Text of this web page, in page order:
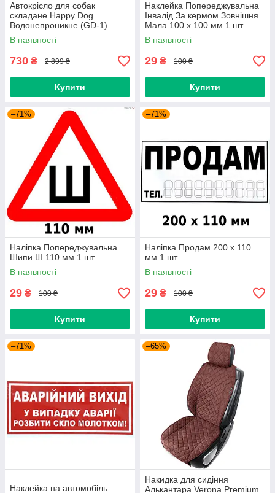
Автокрісло для собак
складане Happy Dog
Водонепроникне (GD-1)
В наявності
730 ₴ 2 899 ₴
Купити
Наклейка Попереджувальна
Інвалід За кермом Зовнішня
Мала 100 x 100 мм 1 шт
В наявності
29 ₴ 100 ₴
Купити
–71%
Наліпка Попереджувальна
Шипи Ш 110 мм 1 шт
В наявності
29 ₴ 100 ₴
Купити
–71%
Наліпка Продам 200 х 110
мм 1 шт
В наявності
29 ₴ 100 ₴
Купити
–71%
Наклейка на автомобіль
–65%
Накидка для сидіння
Алькантара Verona Premium